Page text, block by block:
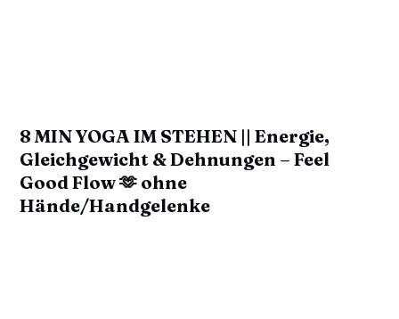
8 MIN YOGA IM STEHEN || Energie,
Gleichgewicht & Dehnungen – Feel
Good Flow 🫶 ohne
Hände/Handgelenke